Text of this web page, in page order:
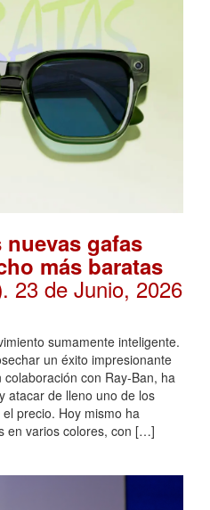
nuevas gafas
más baratas
. 23 de Junio, 2026
sumamente inteligente.
un éxito impresionante
con Ray-Ban, ha
atacar de lleno uno de los
precio. Hoy mismo ha
en varios colores, con […]